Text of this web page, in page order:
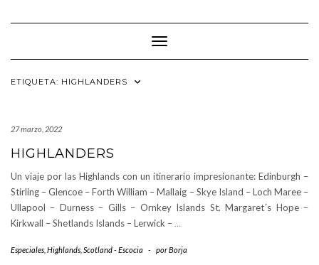
Cambiar modo de navegación
ETIQUETA: HIGHLANDERS
27 marzo, 2022
HIGHLANDERS
Un viaje por las Highlands con un itinerario impresionante: Edinburgh –
Stirling – Glencoe – Forth William – Mallaig – Skye Island – Loch Maree –
Ullapool – Durness – Gills – Ornkey Islands St. Margaret´s Hope –
Kirkwall – Shetlands Islands – Lerwick – …
Especiales Highlands Scotland - Escocia - porBorja